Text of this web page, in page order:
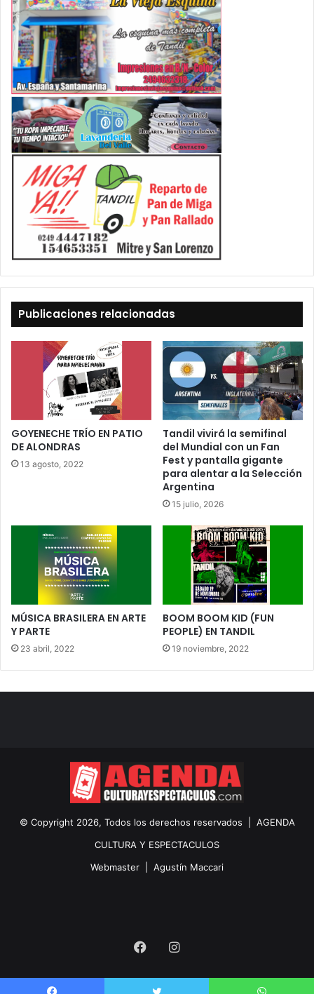
Publicaciones relacionadas
GOYENECHE TRÍO EN PATIO
DE ALONDRAS
13 agosto, 2022
Tandil vivirá la semifinal
del Mundial con un Fan
Fest y pantalla gigante
para alentar a la Selección
Argentina
15 julio, 2026
MÚSICA BRASILERA EN ARTE
Y PARTE
23 abril, 2022
BOOM BOOM KID (FUN
PEOPLE) EN TANDIL
19 noviembre, 2022
© Copyright 2026, Todos los derechos reservados | AGENDA
CULTURA Y ESPECTACULOS
Webmaster | Agustín Maccari